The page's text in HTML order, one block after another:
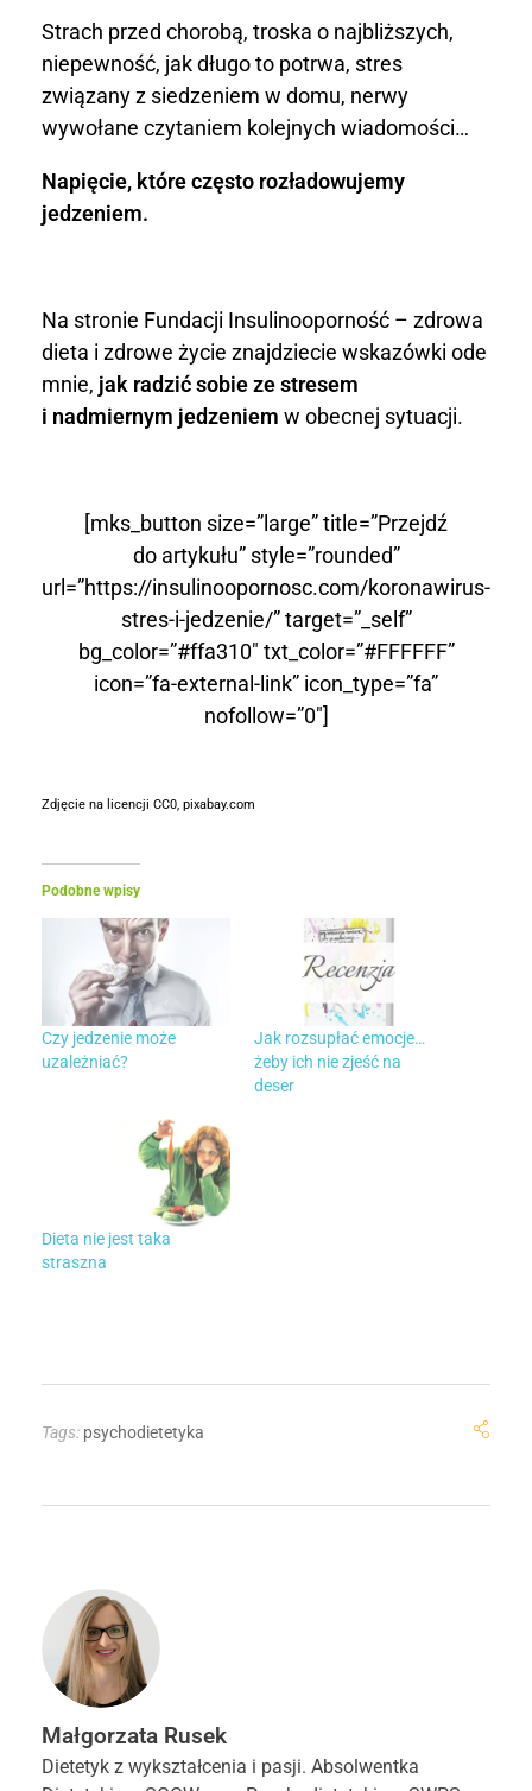
o
n
a
w
i
u
s
,
r
d
z
n
i
Strach przed chorobą, troska o najbliższych,
niepewność, jak długo to potrwa, stres
związany z siedzeniem w domu, nerwy
wywołane czytaniem kolejnych wiadomości…
Napięcie, które często rozładowujemy
jedzeniem.
Na stronie Fundacji Insulinooporność – zdrowa
dieta i zdrowe życie znajdziecie wskazówki ode
mnie, jak radzić sobie ze stresem
i nadmiernym jedzeniem w obecnej sytuacji.
[mks_button size=”large” title=”Przejdź
do artykułu” style=”rounded”
url=”https://insulinoopornosc.com/koronawirus-
stres-i-jedzenie/” target=”_self”
bg_color=”#ffa310″ txt_color=”#FFFFFF”
icon=”fa-external-link” icon_type=”fa”
nofollow=”0″]
Zdjęcie na licencji CC0, pixabay.com
Podobne wpisy
Czy jedzenie może
uzależniać?
Jak rozsupłać emocje…
żeby ich nie zjeść na
deser
Dieta nie jest taka
straszna
Tags: psychodietetyka
Małgorzata Rusek
Dietetyk z wykształcenia i pasji. Absolwentka